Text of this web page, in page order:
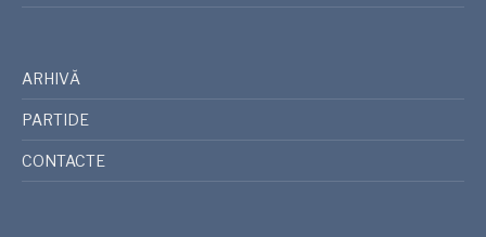
ARHIVĂ
PARTIDE
CONTACTE